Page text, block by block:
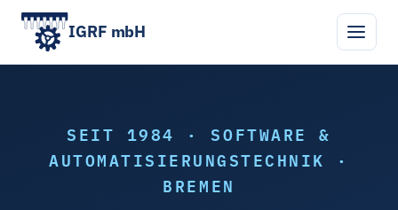
IGRF mbH
SEIT 1984 · SOFTWARE &
AUTOMATISIERUNGSTECHNIK ·
BREMEN